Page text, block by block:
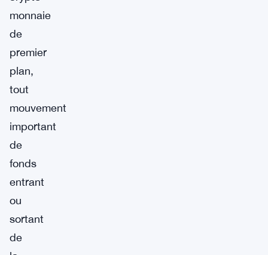
monnaie
de
premier
plan,
tout
mouvement
important
de
fonds
entrant
ou
sortant
de